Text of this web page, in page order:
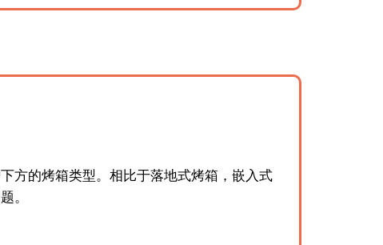
方的烤箱类型。相比于落地式烤箱，嵌入式
。